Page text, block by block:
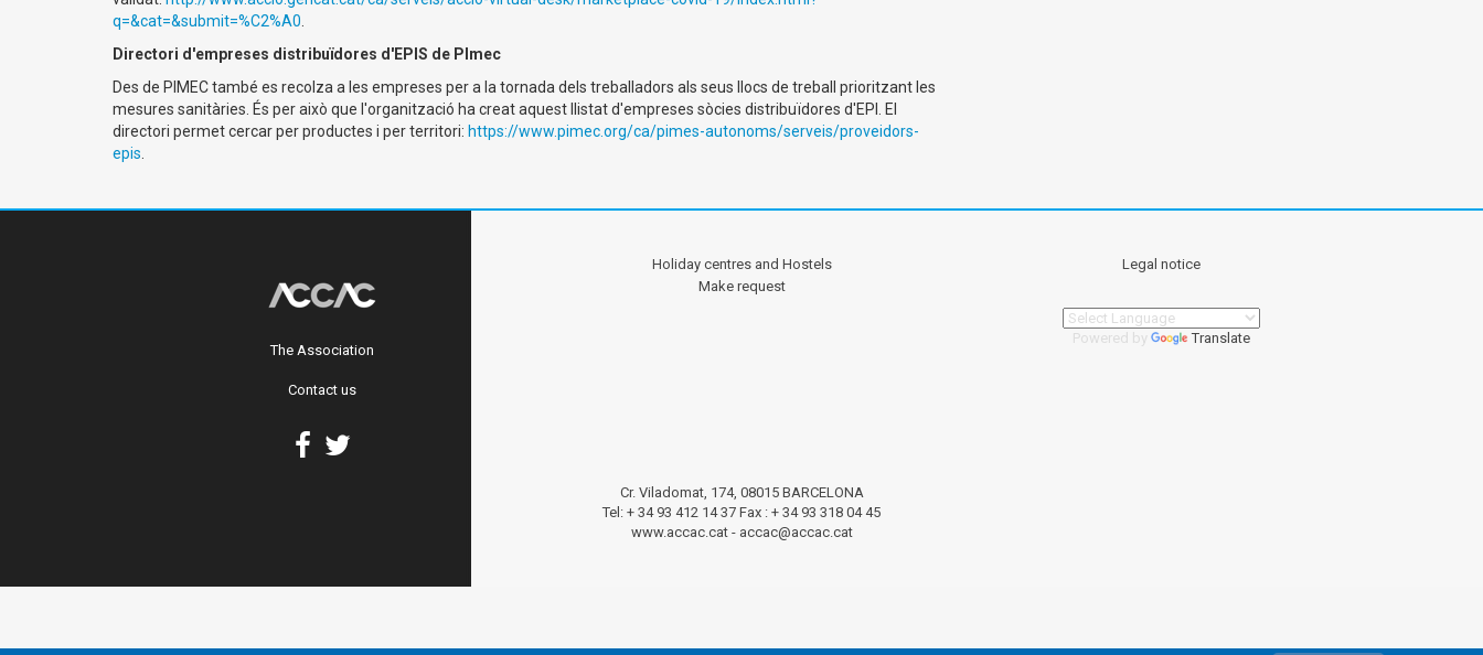
q=&cat=&submit=%C2%A0
Directori d'empreses distribuïdores d'EPIS de PImec
Des de PIMEC també es recolza a les empreses per a la tornada dels treballadors als seus llocs de treball prioritzant les
mesures sanitàries. És per això que l'organització ha creat aquest llistat d'empreses sòcies distribuïdores d'EPI. El
directori permet cercar per productes i per territori: https://www.pimec.org/ca/pimes-autonoms/serveis/proveidors-
epis
The Association
Contact us
Holiday centres and Hostels
Make request
Legal notice
Powered by Translate
Cr. Viladomat, 174, 08015 BARCELONA
Tel: + 34 93 412 14 37 Fax : + 34 93 318 04 45
www.accac.cat - accac@accac.cat